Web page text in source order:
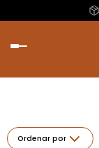
Ordenar por